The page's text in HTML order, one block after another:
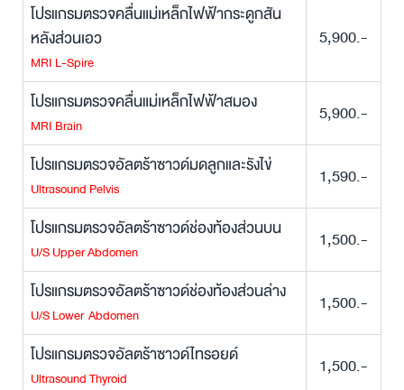
โปรแกรมตรวจคลื่นแม่เหล็กไฟฟ้ากระดูกสัน
หลังส่วนเอว
MRI L-Spire
5,900.-
โปรแกรมตรวจคลื่นแม่เหล็กไฟฟ้าสมอง
MRI Brain
5,900.-
โปรแกรมตรวจอัลตร้าซาวด์มดลูกและรังไข่
Ultrasound Pelvis
1,590.-
โปรแกรมตรวจอัลตร้าซาวด์ช่องท้องส่วนบน
U/S Upper Abdomen
1,500.-
โปรแกรมตรวจอัลตร้าซาวด์ช่องท้องส่วนล่าง
U/S Lower Abdomen
1,500.-
โปรแกรมตรวจอัลตร้าซาวด์ไทรอยด์
Ultrasound Thyroid
1,500.-